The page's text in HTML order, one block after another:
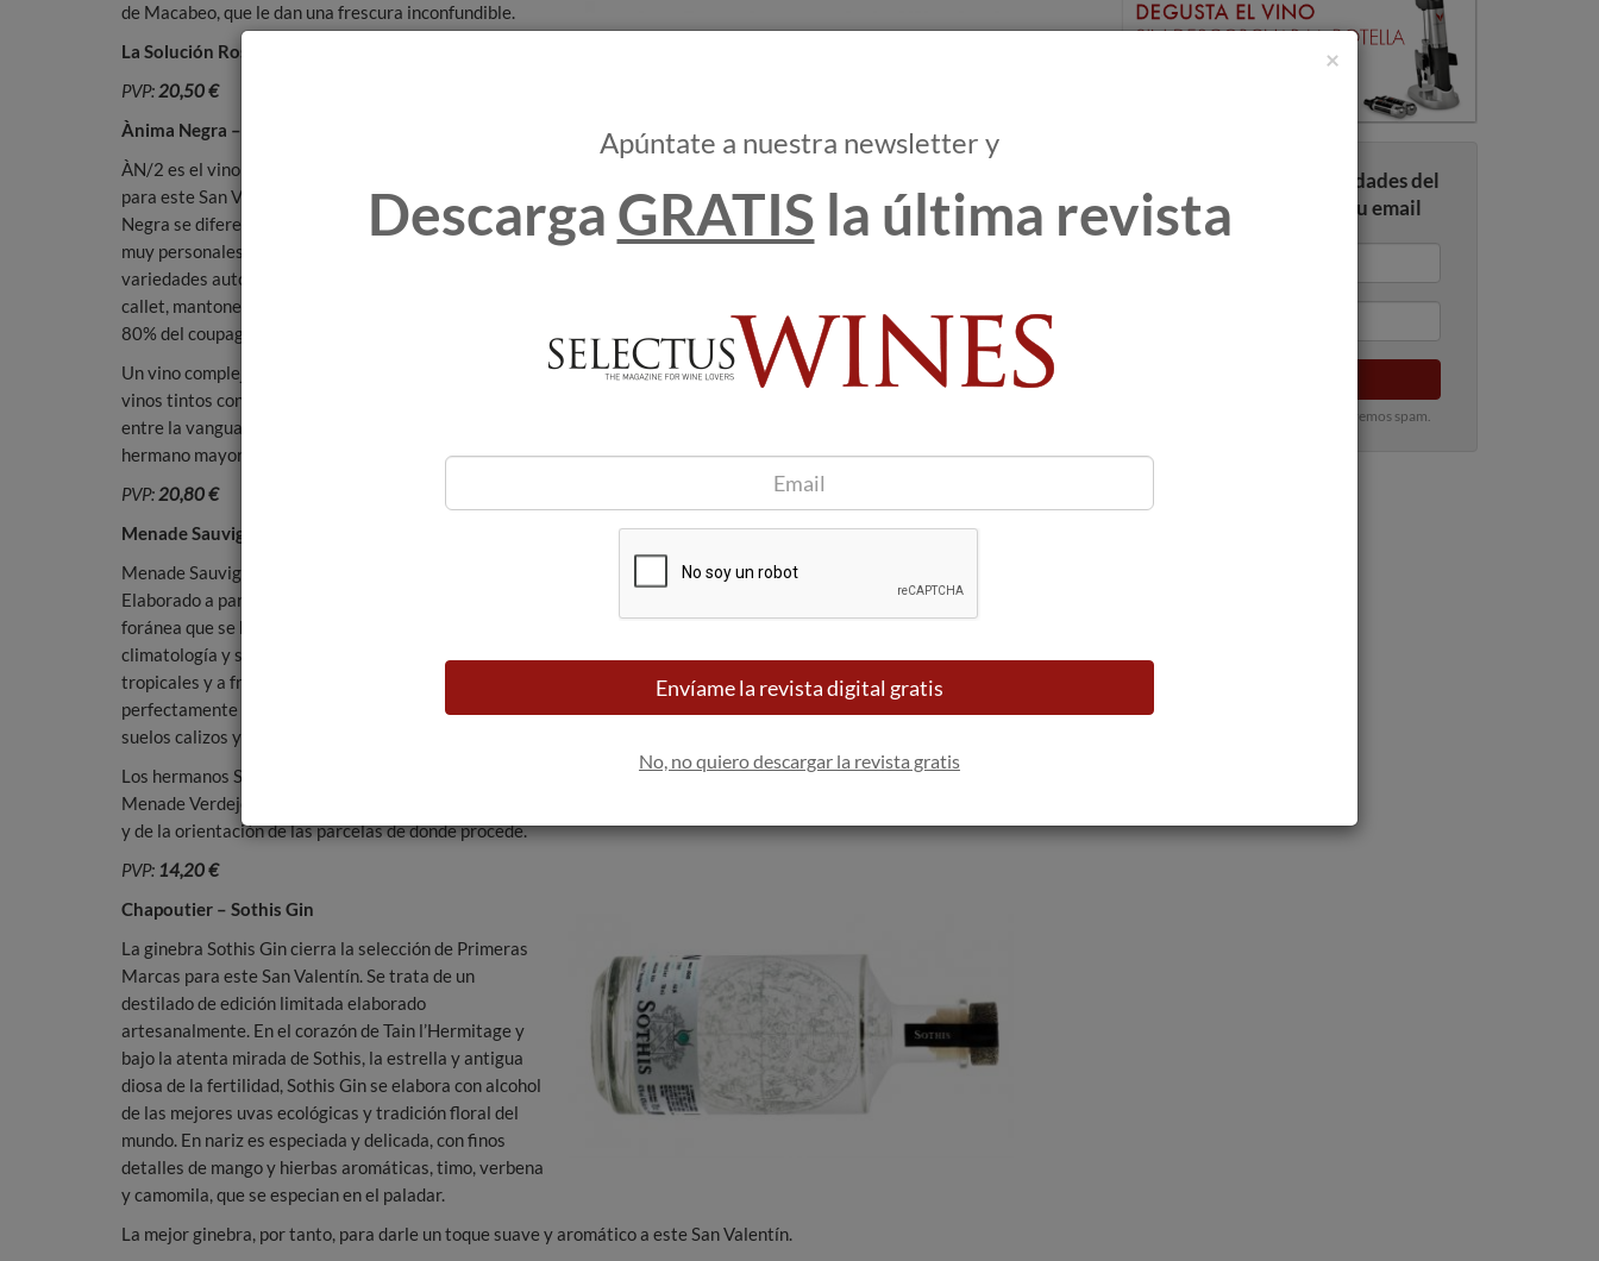
de Macabeo, que le dan una frescura inconfundible.
La Solución Rosa
PVP:20,50 €
Ànima Negra – ÀN/2
ÀN/2 es el vino tinto que Primeras Marcas recomienda
para este San Valentín. La bodega mallorquina Ànima
Negra se diferencia por elaborar vinos auténticos y
muy personales. ÀN/2 se prepara a partir de las
variedades autóctonas más importantes de Mallorca:
callet, mantonegre y fogoneu, que representan más del
80% del coupage.
Un vino complejo, goloso y con mucha elegancia y personalidad, adjetivos que definen a la perfección a uno de los
vinos tintos con barrica más peculiar y agradable del panorama vinícola nacional. Con una imagen a medio camino
entre la vanguardia rusa y el constructivismo alemán, el ÀN/2 es el resultado directo, físico e ideológico de su
hermano mayor, el ÀN.
PVP:20,80 €
Menade Sauvignon Blanc
Menade Sauvignon es sin duda un blanco que enamora.
Elaborado a partir de Sauvignon blanc, una variedad
foránea que se ha adaptado desde hace décadas a la
climatología y suelos de Rueda, ofrece aromas más
tropicales y a fruta de hueso, que combinan
perfectamente con la mineralidad aportada por los
suelos calizos y la acidez.
Los hermanos Sanz prestan mucha atención a la delicada elaboración de su Sauvignon Blanc que, al igual que
Menade Verdejo, desde la vendimia la uva se separa en función de las características del suelo, arcilloso y calcáreo,
y de la orientación de las parcelas de donde procede.
PVP: 14,20 €
Chapoutier – Sothis Gin
La ginebra Sothis Gin cierra la selección de Primeras
Marcas para este San Valentín. Se trata de un
destilado de edición limitada elaborado
artesanalmente. En el corazón de Tain l’Hermitage y
bajo la atenta mirada de Sothis, la estrella y antigua
diosa de la fertilidad, Sothis Gin se elabora con alcohol
de las mejores uvas ecológicas y tradición floral del
mundo. En nariz es especiada y delicada, con finos
detalles de mango y hierbas aromáticas, timo, verbena
y camomila, que se especian en el paladar.
La mejor ginebra, por tanto, para darle un toque suave y aromático a este San Valentín.
Recibe todas las novedades del
mundo del vino en tu email
100% privado. Nunca te enviaremos spam.
×
Apúntate a nuestra newsletter y
Descarga GRATIS la última revista
Envíame la revista digital gratis
No, no quiero descargar la revista gratis